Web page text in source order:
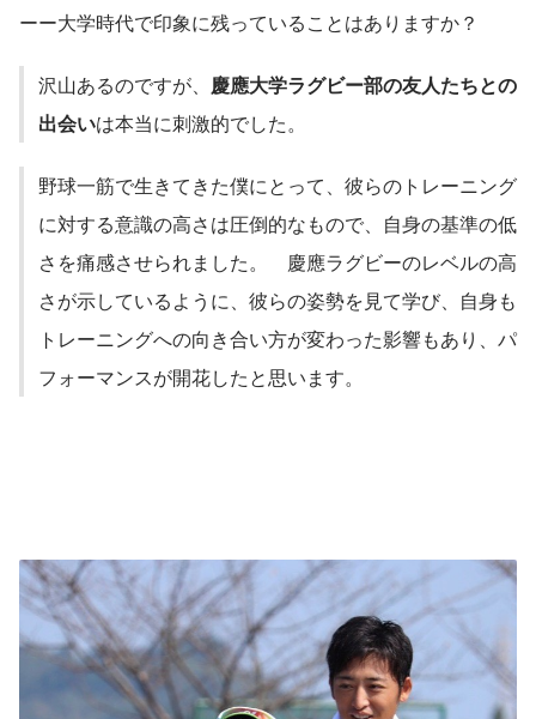
ーー大学時代で印象に残っていることはありますか？
沢山あるのですが、 慶應大学ラグビー部の友人たちとの
出会いは本当に刺激的でした。
野球一筋で生きてきた僕にとって、彼らのトレーニング
に対する意識の高さは圧倒的なもので、自身の基準の低
さを痛感させられました。　慶應ラグビーのレベルの高
さが示しているように、彼らの姿勢を見て学び、自身も
トレーニングへの向き合い方が変わった影響もあり、パ
フォーマンスが開花したと思います。